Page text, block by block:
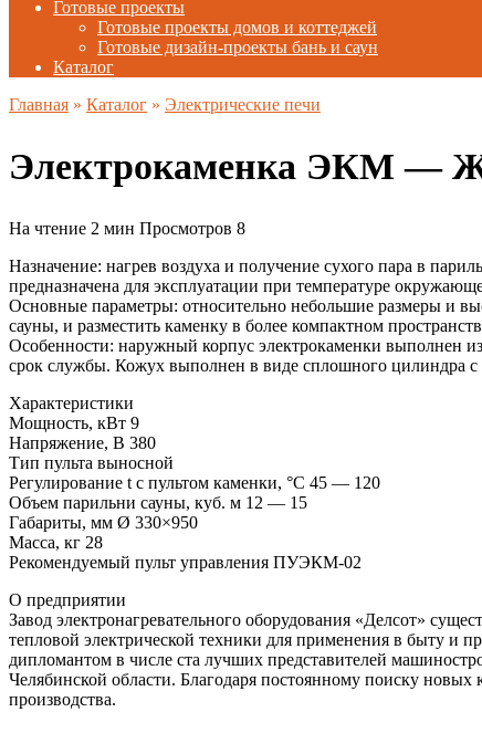
Готовые проекты
Готовые проекты домов и коттеджей
Готовые дизайн-проекты бань и саун
Каталог
Главная » Каталог » Электрические печи
Электрокаменка ЭКМ —
На чтение 2 мин Просмотров 8
Назначение: нагрев воздуха и получение сухого пара в
предназначена для эксплуатации при температуре
Основные параметры: относительно небольшие размеры и
сауны, и разместить каменку в более компактном
Особенности: наружный корпус электрокаменки выполнен
срок службы. Кожух выполнен в виде сплошного цилиндра
Xарактеристики
Мощность, кВт 9
Напряжение, В 380
Тип пульта выносной
Регулирование t с пультом каменки, °C 45 — 120
Объем парильни сауны, куб. м 12 — 15
Габариты, мм Ø 330×950
Масса, кг 28
Рекомендуемый пульт управления ПУЭКМ-02
О предприятии
Завод электронагревательного оборудования «Делсот»
тепловой электрической техники для применения в быту и
дипломантом в числе ста лучших представителей
Челябинской области. Благодаря постоянному поиску
производства.